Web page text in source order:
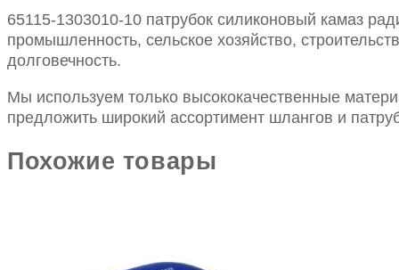
верхний
(d60/70,
l110/150)
quantity
65115-1303010-10 патрубок силиконовый камаз
промышленность, сельское хозяйство,
долговечность.
Мы используем только высококачественные
предложить широкий ассортимент шлангов и
Похожие товары